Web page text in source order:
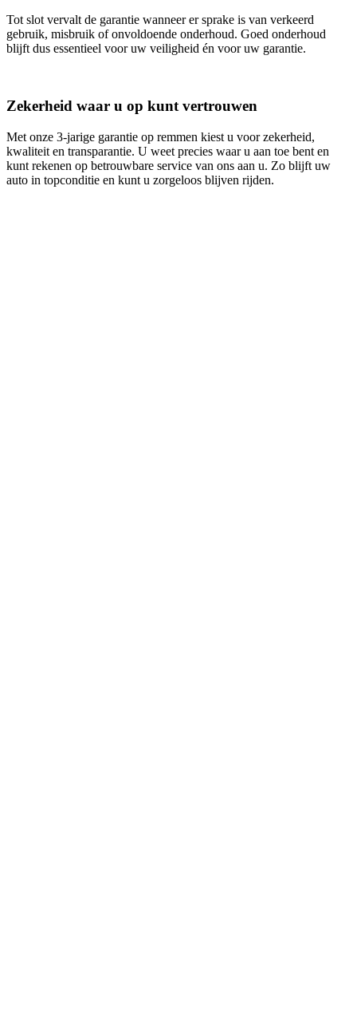
Tot slot vervalt de garantie wanneer er sprake is van verkeerd
gebruik, misbruik of onvoldoende onderhoud. Goed onderhoud
blijft dus essentieel voor uw veiligheid én voor uw garantie.
Zekerheid waar u op kunt vertrouwen
Met onze 3‑jarige garantie op remmen kiest u voor zekerheid,
kwaliteit en transparantie. U weet precies waar u aan toe bent en
kunt rekenen op betrouwbare service van ons aan u. Zo blijft uw
auto in topconditie en kunt u zorgeloos blijven rijden.